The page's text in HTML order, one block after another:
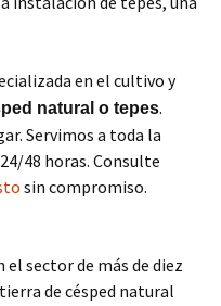
en el cultivo y
natural o tepes.
Servimos a toda la
48 horas. Consulte
sin compromiso.
sector de más de diez
de césped natural